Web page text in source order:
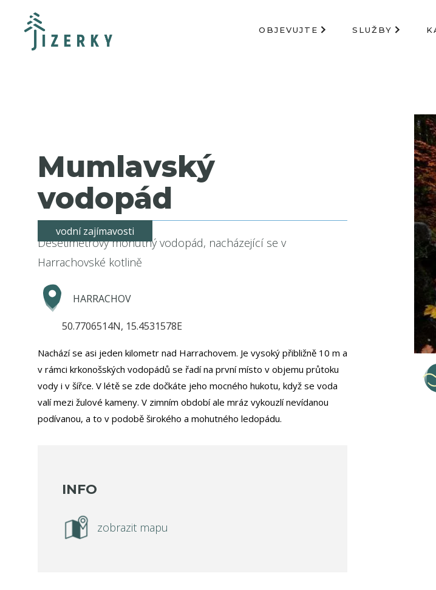
OBJEVUJTE SLUŽBY
Mumlavský
vodopád
vodní zajímavosti
Desetimetrový mohutný vodopád, nacházející se v
Harrachovské kotlině
HARRACHOV
50.7706514N, 15.4531578E
Nachází se asi jeden kilometr nad Harrachovem. Je vysoký přibližně 10 m a
v rámci krkonošských vodopádů se řadí na první místo v objemu průtoku
vody i v šířce. V létě se zde dočkáte jeho mocného hukotu, když se voda
valí mezi žulové kameny. V zimním období ale mráz vykouzlí nevídanou
podívanou, a to v podobě širokého a mohutného ledopádu.
INFO
zobrazit mapu